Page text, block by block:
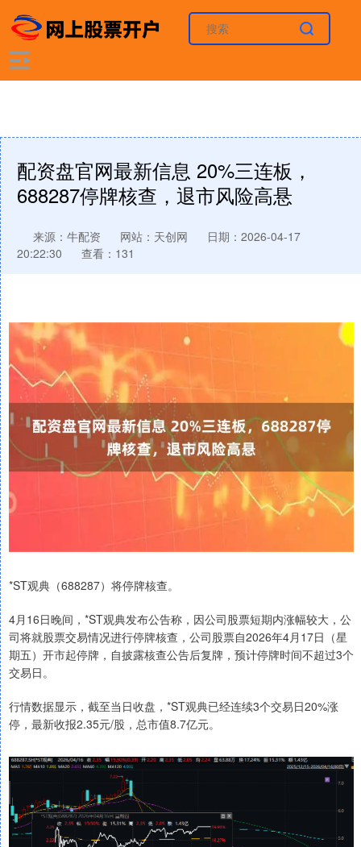
配资盘官网最新信息 20%三连板，
688287停牌核查，退市风险高悬
来源：牛配资 网站：天创网
日期：2026-04-17
20:22:30
查看：131
*ST观典（688287）将停牌核查。
4月16日晚间，*ST观典发布公告称，因公司股票短期内涨幅较大，公
司将就股票交易情况进行停牌核查，公司股票自2026年4月17日（星
期五）开市起停牌，自披露核查公告后复牌，预计停牌时间不超过3个
交易日。
行情数据显示，截至当日收盘，*ST观典已经连续3个交易日20%涨
停，最新收报2.35元/股，总市值8.7亿元。